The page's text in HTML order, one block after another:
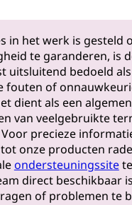
in het werk is gesteld
te garanderen, is
uitsluitend bedoeld
fouten of
dient als een
van veelgebruikte
precieze
onze producten
ondersteuningssite
direct beschikbaar
of problemen te